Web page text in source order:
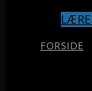
FORSIDE